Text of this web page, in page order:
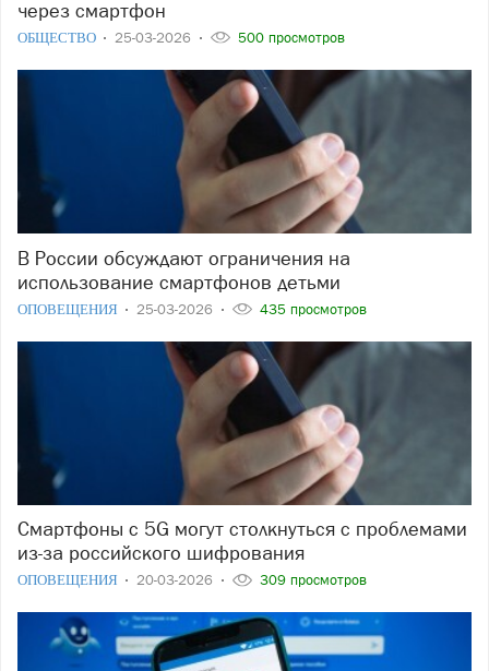
через смартфон
ОБЩЕСТВО 25-03-2026 500 просмотров
В России обсуждают ограничения на
использование смартфонов детьми
ОПОВЕЩЕНИЯ 25-03-2026 435 просмотров
Смартфоны с 5G могут столкнуться с проблемами
из-за российского шифрования
ОПОВЕЩЕНИЯ 20-03-2026 309 просмотров